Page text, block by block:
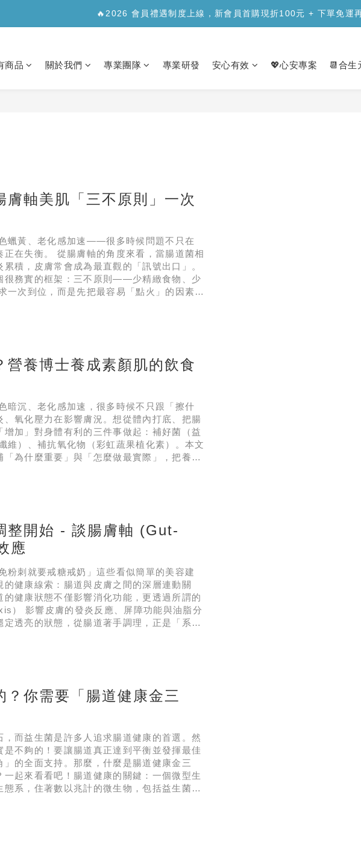
✨【新品上市】合生元樂醣版您的每日「正餐應援」，讓您安心面對
🔥2026 會員禮遇制度上線，新會員首購現折100元 + 下單免運
商品 關於我們 專業團隊 專業研發 安心有效 💖心安專案 📆合生
膚軸美肌「三不原則」一次
蠟黃、老化感加速——很多時候問題不只在
正在失衡。 從腸膚軸的角度來看，當腸道菌相
積，皮膚常會成為最直觀的「訊號出口」。
很務實的框架：三不原則——少精緻食物、少
一次到位，而是先把最容易「點火」的因素拆
是壞菌的最愛，也是肌膚發炎的溫床HOW：
營養博士養成素顏肌的飲食
暗沉、老化感加速，很多時候不只跟「擦什
氧化壓力在影響膚況。想從體內打底、把腸
加」對身體有利的三件事做起：補好菌（益
維）、補抗氧化物（彩虹蔬果植化素）。本文
為什麼重要」與「怎麼做最實際」，把養腸
道戰力補給CONCEPT：把腸道想像成棋盤
整開始 - 談腸膚軸 (Gut-
應
粉刺就要戒糖戒奶」這些看似簡單的美容建
健康線索：腸道與皮膚之間的深層連動關
健康狀態不僅影響消化功能，更透過所謂的
） 影響皮膚的發炎反應、屏障功能與油脂分
透亮的狀態，從腸道著手調理，正是「系統
屏障和諧運作，自然容光煥發失衡的腸膚
？你需要「腸道健康金三
而益生菌是許多人追求腸道健康的首選。然
不夠的！要讓腸道真正達到平衡並發揮最佳
的全面支持。那麼，什麼是腸道健康金三
起來看看吧！腸道健康的關鍵：一個微型生
系，住著數以兆計的微生物，包括益生菌、
，現代人的生活方式，如高壓、久坐、攝取